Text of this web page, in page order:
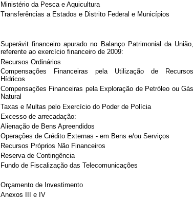
Ministério da Pesca e Aquicultura
Transferências a Estados e Distrito Federal e Municípios
Superávit financeiro apurado no Balanço Patrimonial da União,
referente ao exercício financeiro de 2009:
Recursos Ordinários
Compensações Financeiras pela Utilização de Recursos
Hídricos
Compensações Financeiras pela Exploração de Petróleo ou Gás
Natural
Taxas e Multas pelo Exercício do Poder de Polícia
Excesso de arrecadação:
Alienação de Bens Apreendidos
Operações de Crédito Externas - em Bens e/ou Serviços
Recursos Próprios Não Financeiros
Reserva de Contingência
Fundo de Fiscalização das Telecomunicações
Orçamento de Investimento
Anexos III e IV